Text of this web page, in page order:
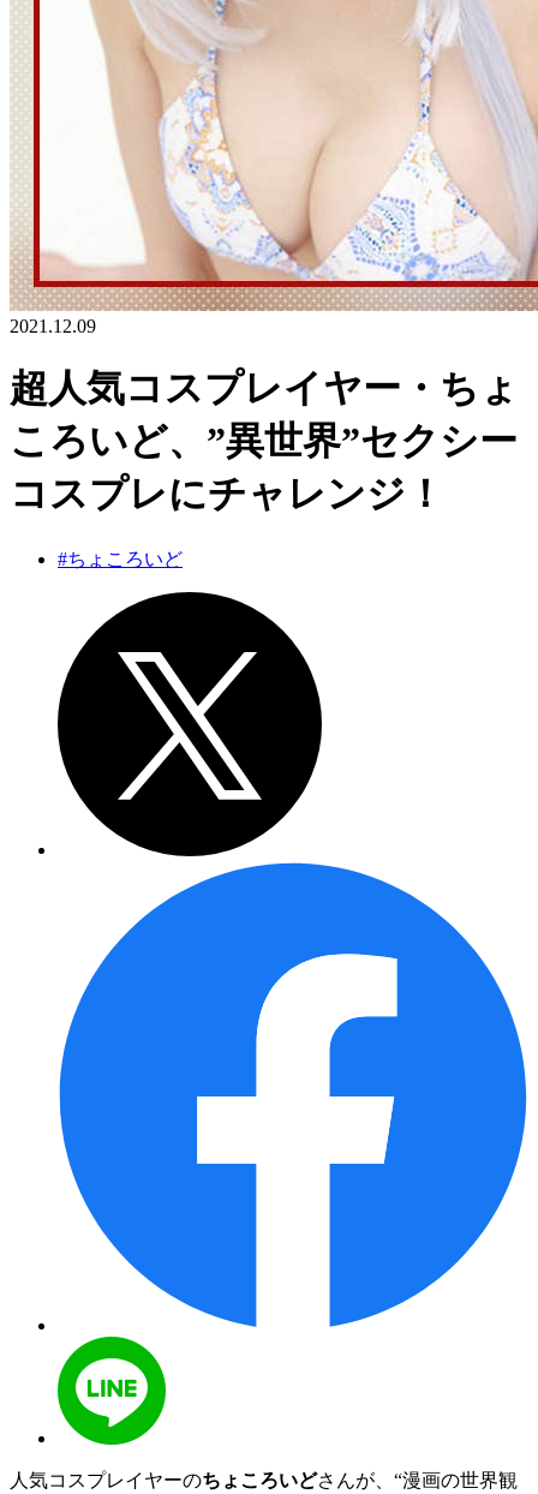
2021.12.09
超人気コスプレイヤー・ちょ
ころいど、”異世界”セクシー
コスプレにチャレンジ！
#ちょころいど
人気コスプレイヤーのちょころいどさんが、“漫画の世界観